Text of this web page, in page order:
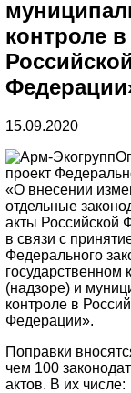
контроле в
15.09.2020
проект
«О внесении
отдельные
акты Российской
в связи с
Федерального
государственном
(надзоре) и
контроле в
Федерации».
Поправки
чем 100
актов. В их числе: